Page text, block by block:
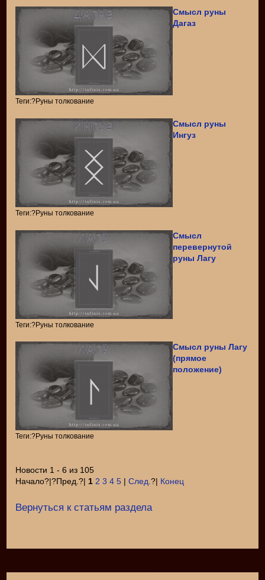
Смысл руны
Дагаз
Теги:?Руны толкование
Смысл руны
Ингуз
Теги:?Руны толкование
Смысл
перевернутой
руны Лагу
Теги:?Руны толкование
Смысл руны Лагу
(прямое
положение)
Теги:?Руны толкование
Новости 1 - 6 из 105
Начало?|?Пред.?| 1 2 3 4 5 |След.?| Конец
Вернуться к статьям раздела